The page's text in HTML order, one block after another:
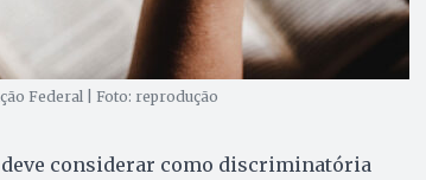
Federal | Foto: reprodução
considerar como discriminatória